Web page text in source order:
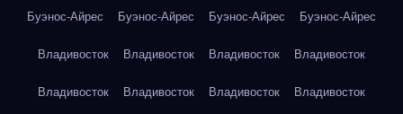
Буэнос-Айрес Буэнос-Айрес Буэнос-Айрес Буэнос-Айрес
Владивосток Владивосток Владивосток Владивосток
Владивосток Владивосток Владивосток Владивосток